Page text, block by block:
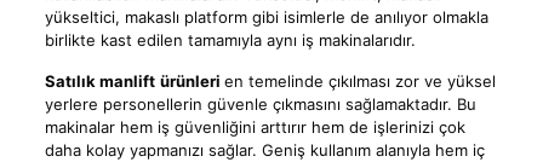
yükseltici, makaslı platform gibi isimlerle de anılıyor olmakla
birlikte kast edilen tamamıyla aynı iş makinalarıdır.
Satılık manlift ürünleri en temelinde çıkılması zor ve yüksel
yerlere personellerin güvenle çıkmasını sağlamaktadır. Bu
makinalar hem iş güvenliğini arttırır hem de işlerinizi çok
daha kolay yapmanızı sağlar. Geniş kullanım alanıyla hem iç